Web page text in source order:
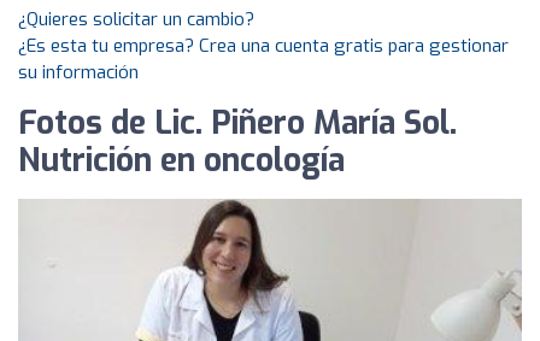
¿Quieres solicitar un cambio?
¿Es esta tu empresa? Crea una cuenta gratis para gestionar
su información
Fotos de Lic. Piñero María Sol.
Nutrición en oncología